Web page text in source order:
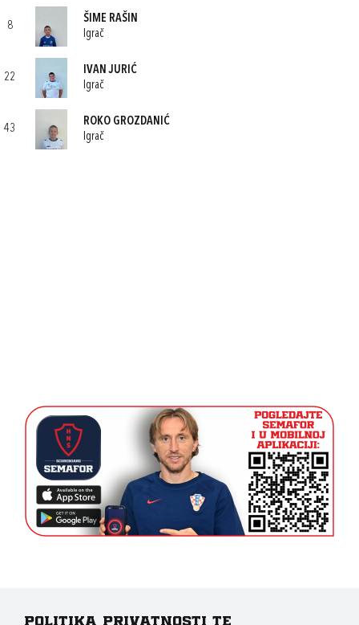
8
ŠIME RAŠIN
Igrač
22
IVAN JURIĆ
Igrač
43
ROKO GROZDANIĆ
Igrač
Politika privatnosti te